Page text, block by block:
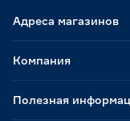
Адреса магазинов
Компания
Полезная